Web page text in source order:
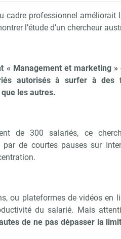
cadre professionnel améliorait
l’étude d’un chercheur
« Management et marketing »
autorisés à surfer à des
les autres.
de 300 salariés, ce
par de courtes pauses sur
ou plateformes de vidéos en
du salarié. Mais
de ne pas dépasser la